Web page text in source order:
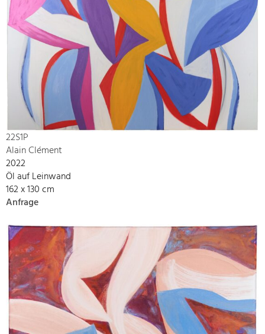
22S1P
Alain Clément
2022
Öl auf Leinwand
162 x 130 cm
Anfrage